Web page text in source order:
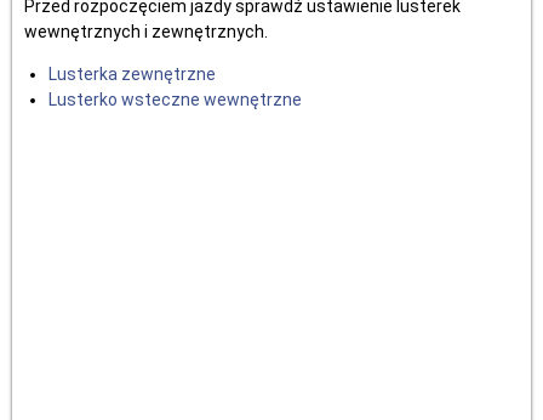
Przed rozpoczęciem jazdy sprawdź ustawienie lusterek
wewnętrznych i zewnętrznych.
Lusterka zewnętrzne
Lusterko wsteczne wewnętrzne